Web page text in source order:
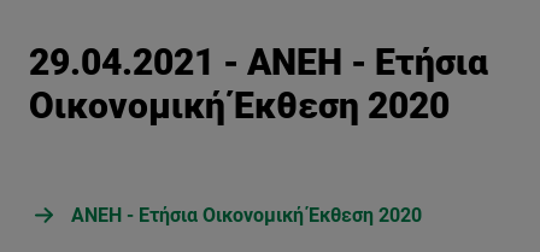
29.04.2021 - ΑΝΕΗ - Ετήσια
Οικονομική Έκθεση 2020
ΑΝΕΗ - Ετήσια Οικονομική Έκθεση 2020